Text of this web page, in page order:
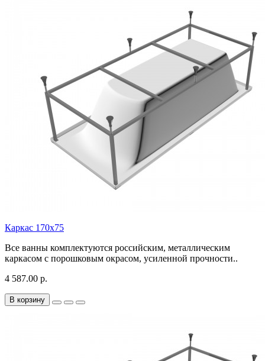
Каркас 170х75
Все ванны комплектуются российским, металлическим
каркасом с порошковым окрасом, усиленной прочности..
4 587.00 р.
В корзину